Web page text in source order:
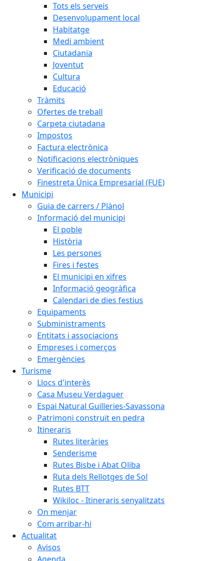
Tots els serveis
Desenvolupament local
Habitatge
Medi ambient
Ciutadania
Joventut
Cultura
Educació
Tràmits
Ofertes de treball
Carpeta ciutadana
Impostos
Factura electrònica
Notificacions electròniques
Verificació de documents
Finestreta Única Empresarial (FUE)
Municipi
Guia de carrers / Plànol
Informació del municipi
El poble
Història
Les persones
Fires i festes
El municipi en xifres
Informació geogràfica
Calendari de dies festius
Equipaments
Subministraments
Entitats i associacions
Empreses i comerços
Emergències
Turisme
Llocs d'interès
Casa Museu Verdaguer
Espai Natural Guilleries-Savassona
Patrimoni construït en pedra
Itineraris
Rutes literàries
Senderisme
Rutes Bisbe i Abat Oliba
Ruta dels Rellotges de Sol
Rutes BTT
Wikiloc - Itineraris senyalitzats
On menjar
Com arribar-hi
Actualitat
Avisos